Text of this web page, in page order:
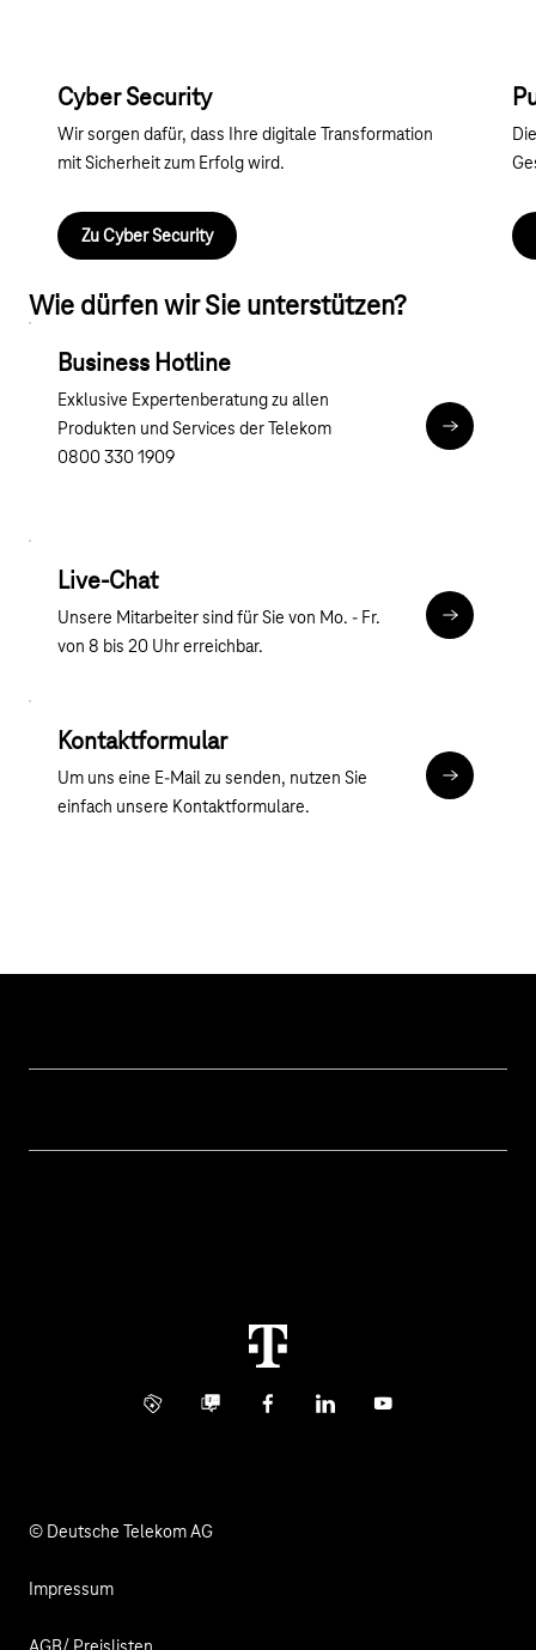
Cyber Security
Wir sorgen dafür, dass Ihre digitale Transformation
mit Sicherheit zum Erfolg wird.
Zu Cyber Security
Wie dürfen wir Sie unterstützen?
Business Hotline
Exklusive Expertenberatung zu allen
Produkten und Services der Telekom
0800 330 1909
Zur Hotline
Live-Chat
Unsere Mitarbeiter sind für Sie von Mo. - Fr.
von 8 bis 20 Uhr erreichbar.
Zum Chat
Kontaktformular
Um uns eine E-Mail zu senden, nutzen Sie
einfach unsere Kontaktformulare.
Info ServiceBusiness Community
FacebookLinkedInYouTube
© Deutsche Telekom AG
Impressum